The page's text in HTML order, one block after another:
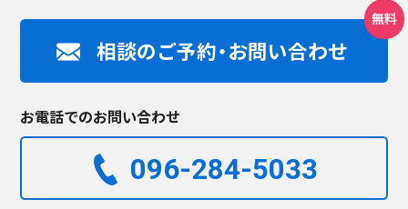
相談のご予約・お問い合わせ
お電話でのお問い合わせ
096-284-5033​